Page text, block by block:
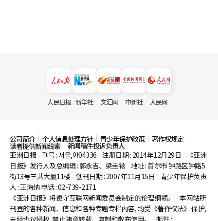
人民日报 新华社 文汇网 中新社 人民网
公司简介 个人信息处理方针 青少年保护政策 著作权规定
读者提供新闻线索
新闻稿件投诉负责人
亚洲日报
刊号 : 서울,아04336 注册日期 : 2014年12月29日
《亚洲
日报》发行人及总编辑 : 郭永吉、梁圭铉 地址 : 首尔市钟路区钟路5
街13号三共大厦11楼 创刊日期 : 2007年11月15日
青少年保护负责
人 : 王海纳 电话 : 02-739-2171
《亚洲日报》将遵守互联网新闻委员会制定的伦理纲领。
本网站所
刊登的各种新闻、信息和各种专题专栏内容, 均受《著作权法》 保护,
未经协议授权, 禁止随意转载、复制和散布使用。
邮件 :